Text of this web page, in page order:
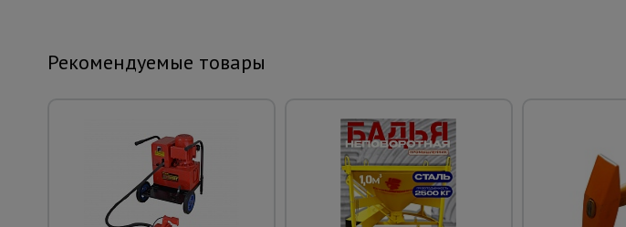
Рекомендуемые товары